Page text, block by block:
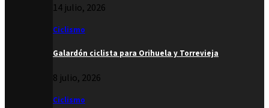
14 julio, 2026
Ciclismo
Galardón ciclista para Orihuela y Torrevieja
8 julio, 2026
Ciclismo